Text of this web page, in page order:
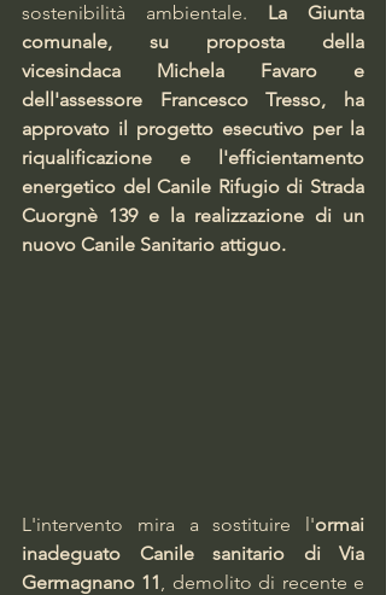
sostenibilità ambientale. La Giunta
comunale, su proposta della
vicesindaca Michela Favaro e
dell'assessore Francesco Tresso, ha
approvato il progetto esecutivo per la
riqualificazione e l'efficientamento
energetico del Canile Rifugio di Strada
Cuorgnè 139 e la realizzazione di un
nuovo Canile Sanitario attiguo.
L'intervento mira a sostituire l'ormai
inadeguato Canile sanitario di Via
Germagnano 11
, demolito di recente e